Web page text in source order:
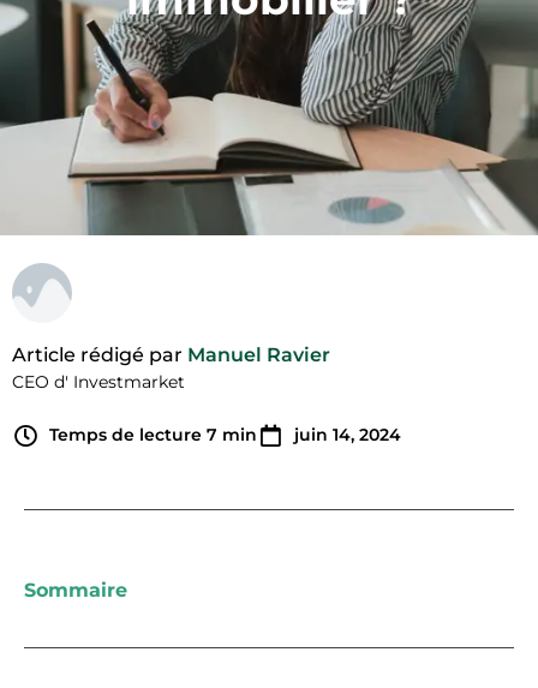
Article rédigé par Manuel Ravier
CEO d' Investmarket
Temps de lecture 7 min juin 14, 2024
Sommaire